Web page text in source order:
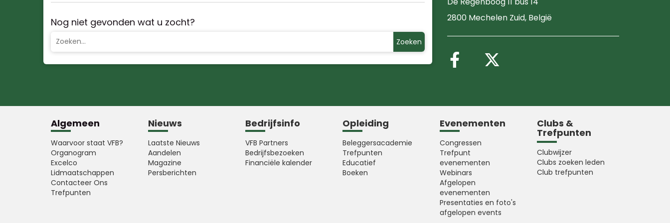
Nog niet gevonden wat u zocht?
Zoeken
2800 Mechelen Zuid, België
Volg ons op Facebook
Algemeen
Waarvoor staat VFB?
Organogram
Excelco
Lidmaatschappen
Contacteer Ons
Trefpunten
Nieuws
Laatste Nieuws
Aandelen
Magazine
Persberichten
Bedrijfsinfo
VFB Partners
Bedrijfsbezoeken
Financiële kalender
Opleiding
Beleggersacademie
Trefpunten
Educatief
Boeken
Evenementen
Congressen
Trefpunt
evenementen
Webinars
Afgelopen
evenementen
Presentaties en foto's
afgelopen events
Clubs &
Trefpunten
Clubwijzer
Clubs zoeken leden
Club trefpunten